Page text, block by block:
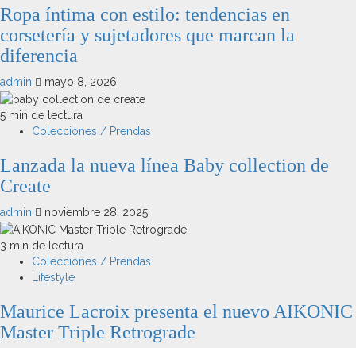
Ropa íntima con estilo: tendencias en
corsetería y sujetadores que marcan la
diferencia
admin mayo 8, 2026
5 min de lectura
Colecciones / Prendas
Lanzada la nueva línea Baby collection de
Create
admin noviembre 28, 2025
3 min de lectura
Colecciones / Prendas
Lifestyle
Maurice Lacroix presenta el nuevo AIKONIC
Master Triple Retrograde